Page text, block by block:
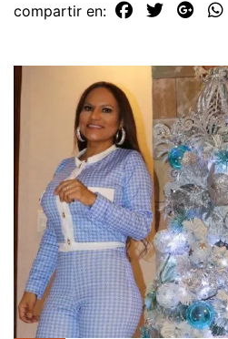
compartir en: